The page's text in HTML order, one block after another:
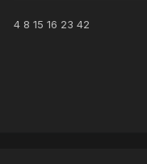
4 8 15 16 23 42